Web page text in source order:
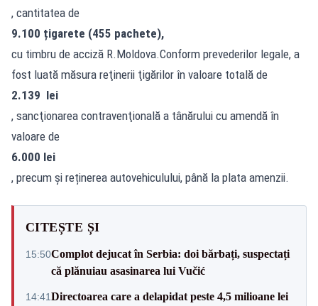
, cantitatea de
9.100 țigarete (455 pachete),
cu timbru de acciză R.Moldova.Conform prevederilor legale, a
fost luată măsura reţinerii ţigărilor în valoare totală de
2.139 lei
, sancţionarea contravenţională a tânărului cu amendă în
valoare de
6.000 lei
, precum și reținerea autovehiculului, până la plata amenzii.
CITEȘTE ȘI
15:50Complot dejucat în Serbia: doi bărbați, suspectați
că plănuiau asasinarea lui Vučić
14:41Directoarea care a delapidat peste 4,5 milioane lei